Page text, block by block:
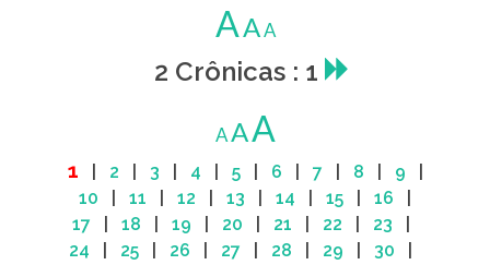
AAA
2 Crônicas : 1
AAA
1 2 3 4 5| 6 7 8 9
10
11 12 13 14 15 16
17
18 19 20 21 22 23
24
25 26 27 28 29 30